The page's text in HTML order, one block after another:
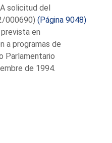
solicitud del
000690) (Página 9048)
en
a programas de
Parlamentario
de 1994.